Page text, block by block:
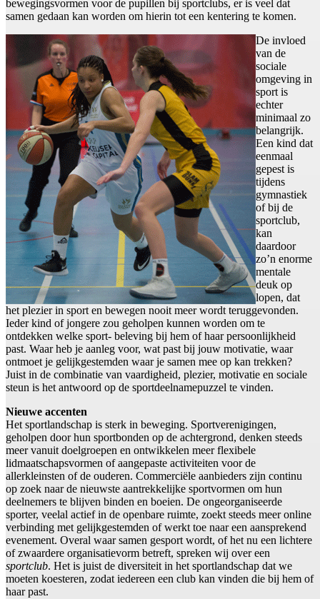
bewegingsvormen voor de pupillen bij sportclubs, er is veel dat
samen gedaan kan worden om hierin tot een kentering te komen.
De invloed
van de
sociale
omgeving in
sport is
echter
minimaal zo
belangrijk.
Een kind dat
eenmaal
gepest is
tijdens
gymnastiek
of bij de
sportclub,
kan
daardoor
zo’n enorme
mentale
deuk op
lopen, dat
het plezier in sport en bewegen nooit meer wordt teruggevonden.
Ieder kind of jongere zou geholpen kunnen worden om te
ontdekken welke sport- beleving bij hem of haar persoonlijkheid
past. Waar heb je aanleg voor, wat past bij jouw motivatie, waar
ontmoet je gelijkgestemden waar je samen mee op kan trekken?
Juist in de combinatie van vaardigheid, plezier, motivatie en sociale
steun is het antwoord op de sportdeelnamepuzzel te vinden.
Nieuwe accenten
Het sportlandschap is sterk in beweging. Sportverenigingen,
geholpen door hun sportbonden op de achtergrond, denken steeds
meer vanuit doelgroepen en ontwikkelen meer flexibele
lidmaatschapsvormen of aangepaste activiteiten voor de
allerkleinsten of de ouderen. Commerciële aanbieders zijn continu
op zoek naar de nieuwste aantrekkelijke sportvormen om hun
deelnemers te blijven binden en boeien. De ongeorganiseerde
sporter, veelal actief in de openbare ruimte, zoekt steeds meer online
verbinding met gelijkgestemden of werkt toe naar een aansprekend
evenement. Overal waar samen gesport wordt, of het nu een lichtere
of zwaardere organisatievorm betreft, spreken wij over een
sportclub. Het is juist de diversiteit in het sportlandschap dat we
moeten koesteren, zodat iedereen een club kan vinden die bij hem of
haar past.